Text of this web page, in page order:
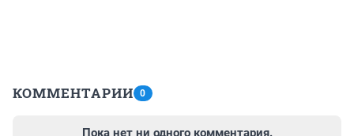
КОММЕНТАРИИ 0
Пока нет ни одного комментария.